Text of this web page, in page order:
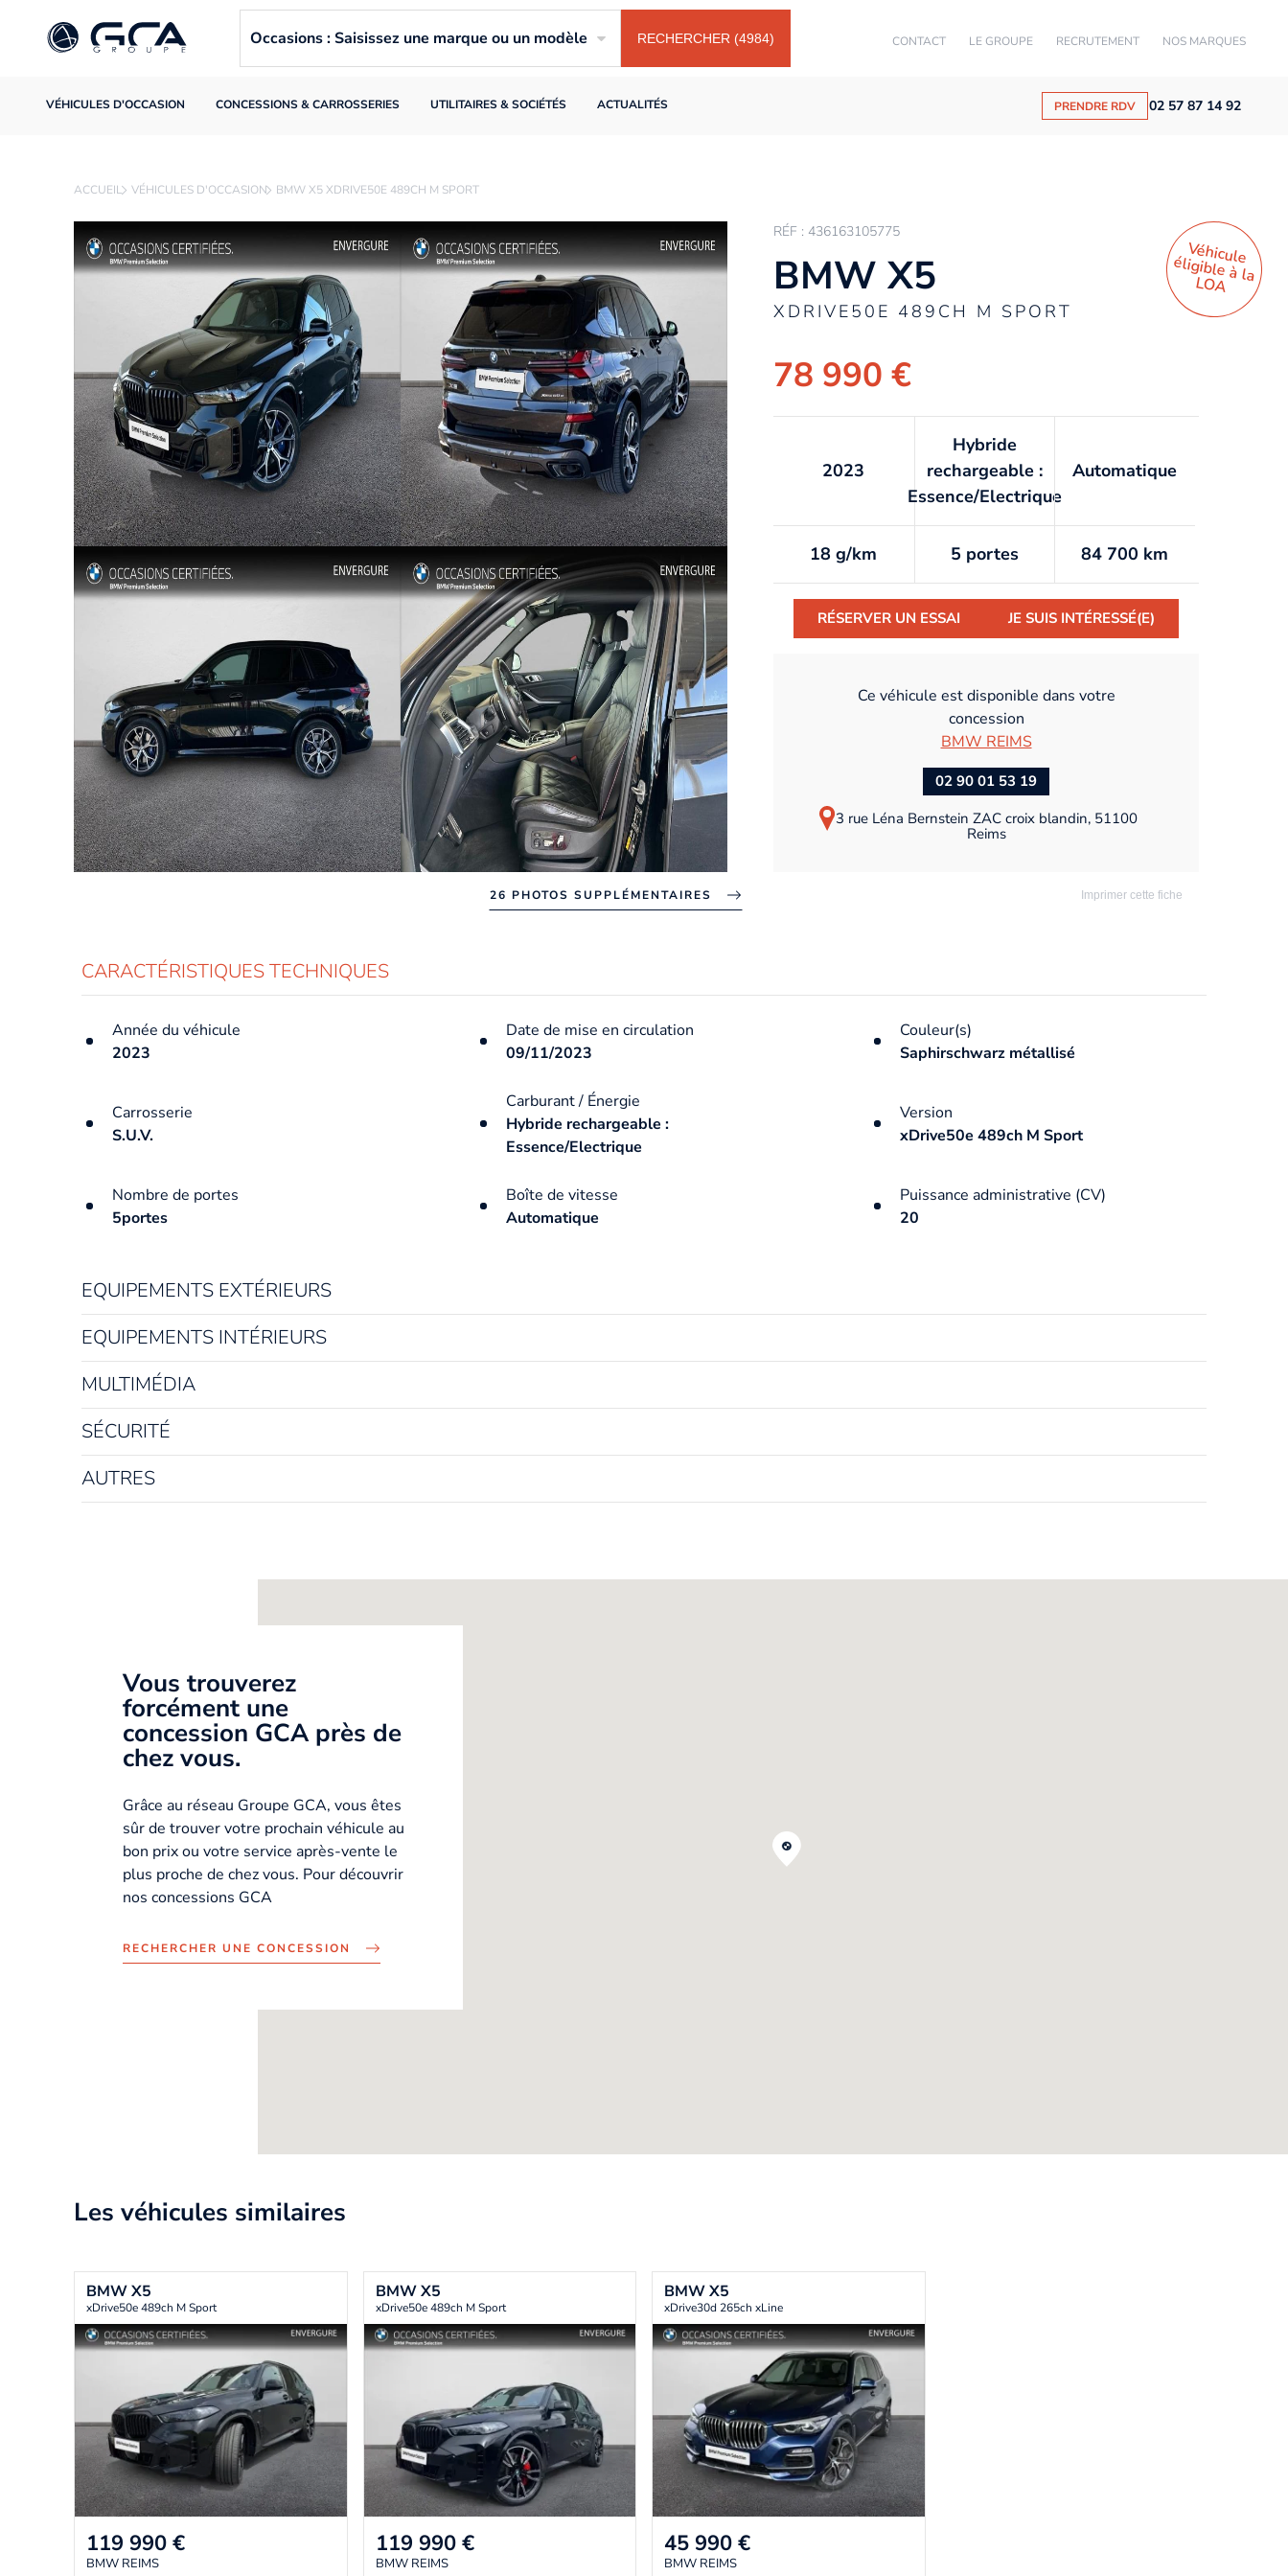
CONTACT LE GROUPE RECRUTEMENT NOS MARQUES
VÉHICULES D'OCCASION CONCESSIONS & CARROSSERIES UTILITAIRES & SOCIÉTÉS ACTUALITÉS PRENDRE RDV 02 57 87 14 92
Occasions : Saisissez une marque ou un modèle RECHERCHER (4984)
ACCUEIL VÉHICULES D'OCCASION BMW X5 XDRIVE50E 489CH M SPORT
26 PHOTOS SUPPLÉMENTAIRES
RÉF : 436163105775
BMW X5
XDRIVE50E 489CH M SPORT
78 990 €
Véhicule
éligible à la
LO
A
2023
Hybride
rechargeable :
Essence/Electrique
Automatique
18 g/km 5 portes 84 700 km
RÉSERVER UN ESSAI JE SUIS INTÉRESSÉ(E)
Ce véhicule est disponible dans votre
concession
BMW REIMS
02 90 01 53 19
3 rue Léna Bernstein ZAC croix blandin, 51100
Reims
Imprimer cette fiche
CARACTÉRISTIQUES TECHNIQUES
Année du véhicule
2023
Date de mise en circulation
09/11/2023
Couleur(s)
Saphirschwarz métallisé
Carrosserie
S.U.V.
Carburant / Énergie
Hybride rechargeable :
Essence/Electrique
Version
xDrive50e 489ch M Sport
Nombre de portes
5portes
Boîte de vitesse
Automatique
Puissance administrative (CV)
20
EQUIPEMENTS EXTÉRIEURS
EQUIPEMENTS INTÉRIEURS
MULTIMÉDIA
SÉCURITÉ
AUTRES
Vous trouverez
forcément une
concession GCA près de
chez vous.
Grâce au réseau Groupe GCA, vous êtes
sûr de trouver votre prochain véhicule au
bon prix ou votre service après-vente le
plus proche de chez vous. Pour découvrir
nos concessions GCA
RECHERCHER UNE CONCESSION
Les véhicules similaires
BMWX5
xDrive50e 489ch M Sport
119 990 €
BMW REIMS
BMWX5
xDrive50e 489ch M Sport
119 990 €
BMW REIMS
BMWX5
xDrive30d 265ch xLine
45 990 €
BMW REIMS